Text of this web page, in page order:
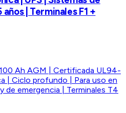
| Terminales F1 +